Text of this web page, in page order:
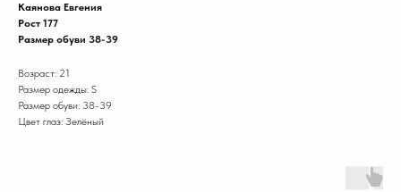
Каянова Евгения
Рост 177
Размер обуви 38-39
Возраст: 21
Размер одежды: S
Размер обуви: 38-39
Цвет глаз: Зелёный